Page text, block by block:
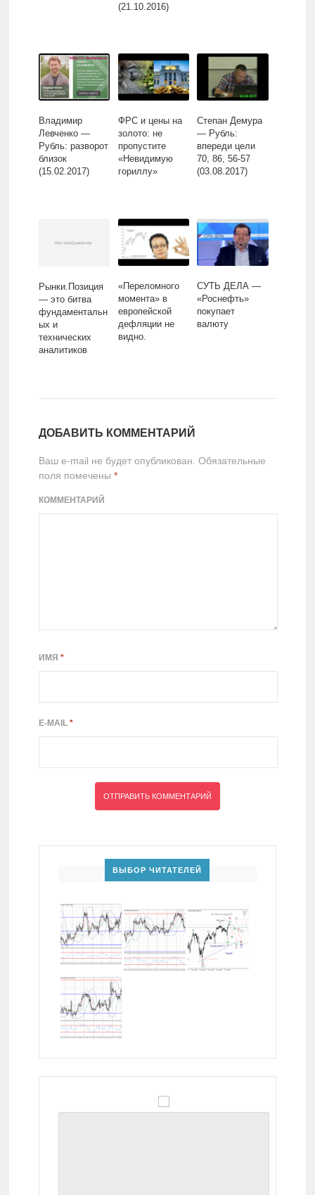
(21.10.2016)
Владимир
Левченко —
Рубль: разворот
близок
(15.02.2017)
ФРС и цены на
золото: не
пропустите
«Невидимую
гориллу»
Степан Демура
— Рубль:
впереди цели
70, 86, 56-57
(03.08.2017)
Рынки.Позиция
— это битва
фундаментальн
ых и
технических
аналитиков
«Переломного
момента» в
европейской
дефляции не
видно.
СУТЬ ДЕЛА —
«Роснефть»
покупает
валюту
ДОБАВИТЬ КОММЕНТАРИЙ
Ваш e-mail не будет опубликован. Обязательные
поля помечены *
КОММЕНТАРИЙ
ИМЯ *
E-MAIL *
ВЫБОР ЧИТАТЕЛЕЙ